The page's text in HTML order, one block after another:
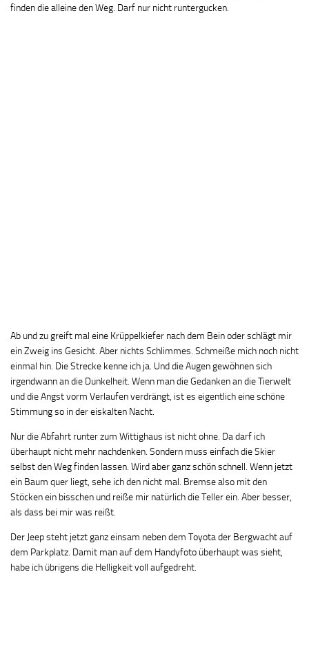
finden die alleine den Weg. Darf nur nicht runtergucken.
Ab und zu greift mal eine Krüppelkiefer nach dem Bein oder schlägt mir
ein Zweig ins Gesicht. Aber nichts Schlimmes. Schmeiße mich noch nicht
einmal hin. Die Strecke kenne ich ja. Und die Augen gewöhnen sich
irgendwann an die Dunkelheit. Wenn man die Gedanken an die Tierwelt
und die Angst vorm Verlaufen verdrängt, ist es eigentlich eine schöne
Stimmung so in der eiskalten Nacht.
Nur die Abfahrt runter zum Wittighaus ist nicht ohne. Da darf ich
überhaupt nicht mehr nachdenken. Sondern muss einfach die Skier
selbst den Weg finden lassen. Wird aber ganz schön schnell. Wenn jetzt
ein Baum quer liegt, sehe ich den nicht mal. Bremse also mit den
Stöcken ein bisschen und reiße mir natürlich die Teller ein. Aber besser,
als dass bei mir was reißt.
Der Jeep steht jetzt ganz einsam neben dem Toyota der Bergwacht auf
dem Parkplatz. Damit man auf dem Handyfoto überhaupt was sieht,
habe ich übrigens die Helligkeit voll aufgedreht.